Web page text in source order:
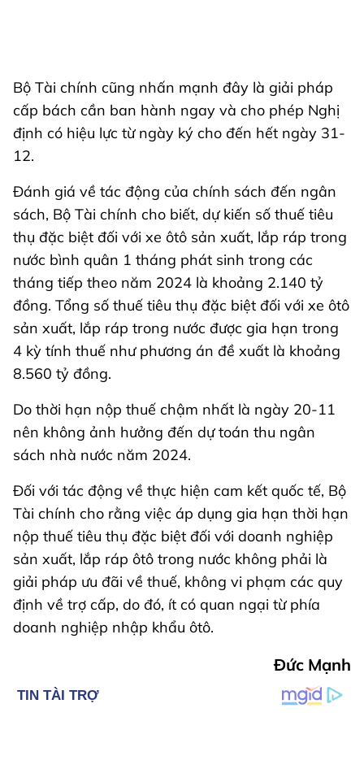
Bộ Tài chính cũng nhấn mạnh đây là giải pháp
cấp bách cần ban hành ngay và cho phép Nghị
định có hiệu lực từ ngày ký cho đến hết ngày 31-
12.
Đánh giá về tác động của chính sách đến ngân
sách, Bộ Tài chính cho biết, dự kiến số thuế tiêu
thụ đặc biệt đối với xe ôtô sản xuất, lắp ráp trong
nước bình quân 1 tháng phát sinh trong các
tháng tiếp theo năm 2024 là khoảng 2.140 tỷ
đồng. Tổng số thuế tiêu thụ đặc biệt đối với xe ôtô
sản xuất, lắp ráp trong nước được gia hạn trong
4 kỳ tính thuế như phương án đề xuất là khoảng
8.560 tỷ đồng.
Do thời hạn nộp thuế chậm nhất là ngày 20-11
nên không ảnh hưởng đến dự toán thu ngân
sách nhà nước năm 2024.
Đối với tác động về thực hiện cam kết quốc tế, Bộ
Tài chính cho rằng việc áp dụng gia hạn thời hạn
nộp thuế tiêu thụ đặc biệt đối với doanh nghiệp
sản xuất, lắp ráp ôtô trong nước không phải là
giải pháp ưu đãi về thuế, không vi phạm các quy
định về trợ cấp, do đó, ít có quan ngại từ phía
doanh nghiệp nhập khẩu ôtô.
Đức Mạnh